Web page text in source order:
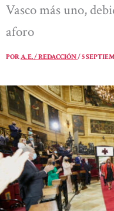
Vasco más uno,
aforo
PORA. E. / REDACCIÓN/5